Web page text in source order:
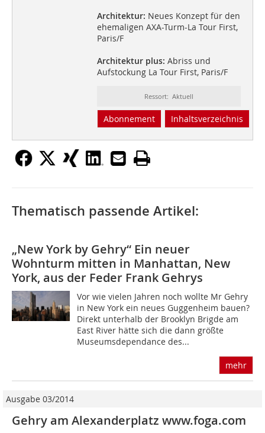
Architektur: Neues Konzept für den
ehemaligen AXA-Turm-La Tour First,
Paris/F
Architektur plus: Abriss und
Aufstockung La Tour First, Paris/F
Ressort: Aktuell
Abonnement Inhaltsverzeichnis
Thematisch passende Artikel:
„New York by Gehry“ Ein neuer
Wohnturm mitten in Manhattan, New
York, aus der Feder Frank Gehrys
Vor wie vielen Jahren noch wollte Mr Gehry
in New York ein neues Guggenheim bauen?
Direkt unterhalb der Brooklyn Brigde am
East River hätte sich die dann größte
Museumsdependance des...
mehr
Ausgabe 03/2014
Gehry am Alexanderplatz www.foga.com